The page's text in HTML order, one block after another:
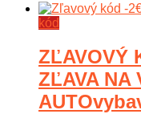
kód
ZĽAVOVÝ
ZĽAVA NA